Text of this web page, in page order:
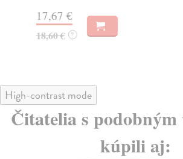
17,67 €
18,60 € ?
High-contrast mode
Čitatelia s
kúpili aj: